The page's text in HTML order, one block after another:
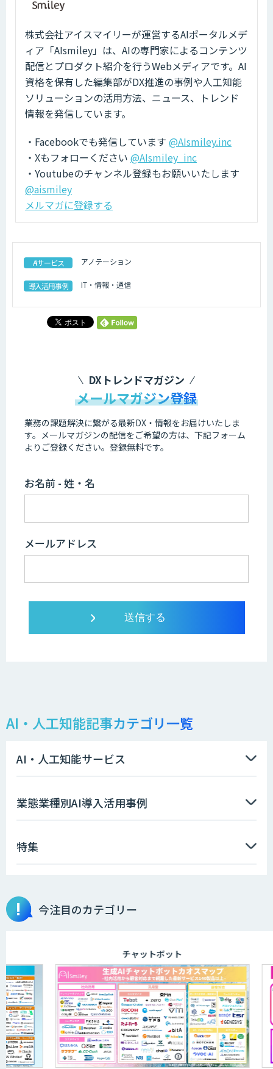
株式会社アイスマイリーが運営するAIポータルメデ
ィア「AIsmiley」は、AIの専門家によるコンテンツ
配信とプロダクト紹介を行うWebメディアです。AI
資格を保有した編集部がDX推進の事例や人工知能
ソリューションの活用方法、ニュース、トレンド
情報を発信しています。
・Facebookでも発信しています @AIsmiley.inc
・Xもフォローください @AIsmiley_inc
・Youtubeのチャンネル登録もお願いいたします
@aismiley
メルマガに登録する
AIサービス アノテーション
導入活用事例 IT・情報・通信
DXトレンドマガジン
メールマガジン登録
業務の課題解決に繋がる最新DX・情報をお届けいたしま
す。 メールマガジンの配信をご希望の方は、下記フォーム
よりご登録ください。登録無料です。
お名前 - 姓・名
メールアドレス
AI・人工知能記事カテゴリ一覧
AI・人工知能サービス
業態業種別AI導入活用事例
特集
今注目のカテゴリー
チャットボット